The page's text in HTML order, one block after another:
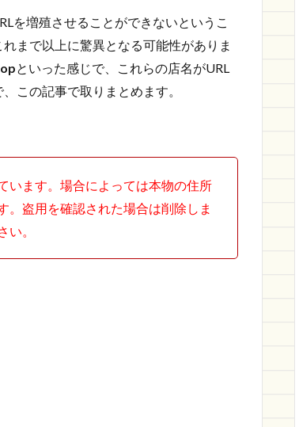
を増殖させることができないというこ
まで以上に驚異となる可能性がありま
といった感じで、これらの店名がURL
この記事で取りまとめます。
います。場合によっては本物の住所
。盗用を確認された場合は削除しま
。